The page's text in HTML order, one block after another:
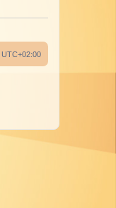
UTC+02:00